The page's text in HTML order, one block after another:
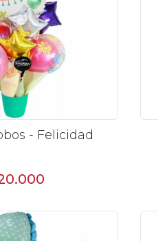
- Felicidad